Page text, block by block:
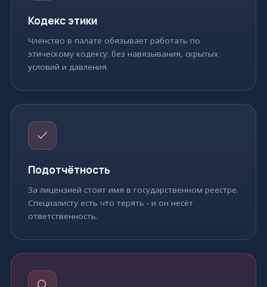
Кодекс этики
Членство в палате обязывает работать по
этическому кодексу: без навязывания, скрытых
условий и давления.
Подотчётность
За лицензией стоит имя в государственном реестре.
Специалисту есть что терять - и он несёт
ответственность.